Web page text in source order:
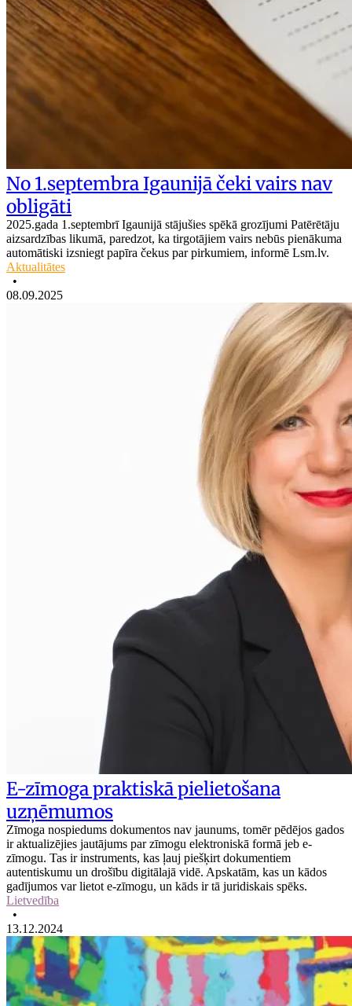
No 1.septembra Igaunijā čeki vairs nav
obligāti
2025.gada 1.septembrī Igaunijā stājušies spēkā grozījumi Patērētāju
aizsardzības likumā, paredzot, ka tirgotājiem vairs nebūs pienākuma
automātiski izsniegt papīra čekus par pirkumiem, informē Lsm.lv.
Aktualitātes
•
08.09.2025
E-zīmoga praktiskā pielietošana
uzņēmumos
Zīmoga nospiedums dokumentos nav jaunums, tomēr pēdējos gados
ir aktualizējies jautājums par zīmogu elektroniskā formā jeb e-
zīmogu. Tas ir instruments, kas ļauj piešķirt dokumentiem
autentiskumu un drošību digitālajā vidē. Apskatām, kas un kādos
gadījumos var lietot e-zīmogu, un kāds ir tā juridiskais spēks.
Lietvedība
•
13.12.2024